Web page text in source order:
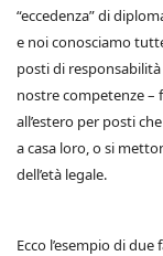
“eccedenza” di
e noi conosciamo
posti di
nostre competenze –
all’estero per posti
a casa loro, o si
dell’età legale.
Ecco l’esempio di